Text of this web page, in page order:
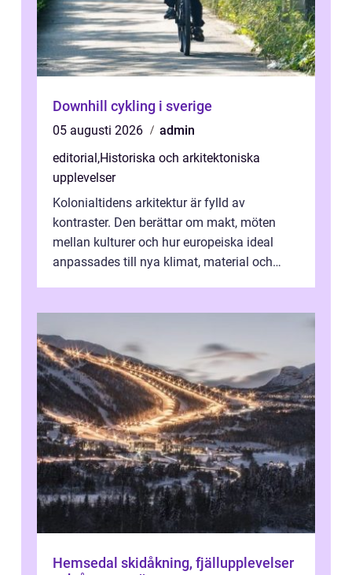
Downhill cykling i sverige
05 augusti 2026
admin
editorial,Historiska och arkitektoniska
upplevelser
Kolonialtidens arkitektur är fylld av
kontraster. Den berättar om makt, möten
mellan kulturer och hur europeiska ideal
anpassades till nya klimat, material och
Hemsedal skidåkning, fjällupplevelser